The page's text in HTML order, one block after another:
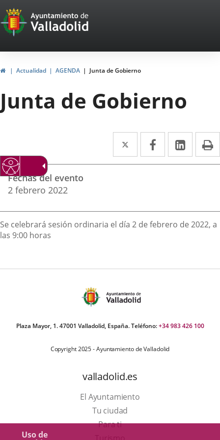
Uso de
Portal
Web
del
Ayuntamiento
de
Valladolid
InicioActualidad AGENDA Junta de Gobierno
Junta de Gobierno
Twitter
Enlace
a
externa.
Facebook
Enlace
a
externa.
Enlace
a
Datos
del
evento
Fechas del evento
2 febrero 2022
Descripción
Se celebrará sesión ordinaria el día 2 de febrero de 2022, a
las 9:00 horas
Plaza Mayor, 1. 47001 Valladolid, España. Teléfono:+34 983 426 100
Copyright 2025 - Ayuntamiento de Valladolid
valladolid.es
El Ayuntamiento
Tu ciudad
Para ti